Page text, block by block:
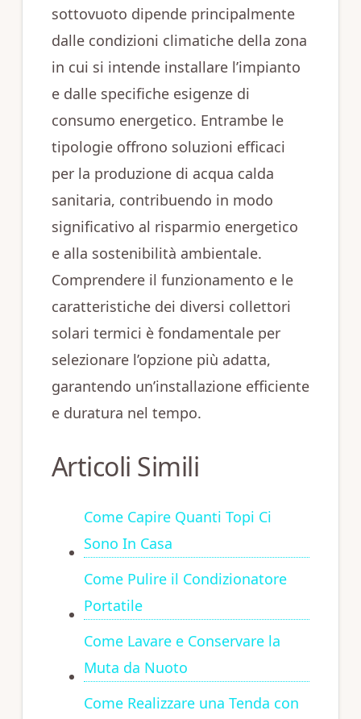
sottovuoto dipende principalmente
dalle condizioni climatiche della zona
in cui si intende installare l’impianto
e dalle specifiche esigenze di
consumo energetico. Entrambe le
tipologie offrono soluzioni efficaci
per la produzione di acqua calda
sanitaria, contribuendo in modo
significativo al risparmio energetico
e alla sostenibilità ambientale.
Comprendere il funzionamento e le
caratteristiche dei diversi collettori
solari termici è fondamentale per
selezionare l’opzione più adatta,
garantendo un’installazione efficiente
e duratura nel tempo.
Articoli Simili
Come Capire Quanti Topi Ci
Sono In Casa
Come Pulire il Condizionatore
Portatile
Come Lavare e Conservare la
Muta da Nuoto
Come Realizzare una Tenda con